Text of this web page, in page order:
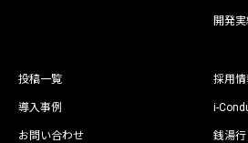
開発実
投稿一覧
導入事例
お問い合わせ
採用情
i-
銭湯行